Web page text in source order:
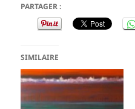
PARTAGER :
SIMILAIRE